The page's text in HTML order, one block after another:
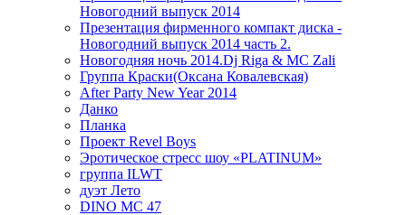
Новогодний выпуск 2014
Презентация фирменного компакт диска -
Новогодний выпуск 2014 часть 2.
Новогодняя ночь 2014.Dj Riga & MC Zali
Группа Краски(Оксана Ковалевская)
After Party New Year 2014
Данко
Планка
Проект Revel Boys
Эротическое стресс шоу «PLATINUM»
группа ILWT
дуэт Лето
DINO MC 47